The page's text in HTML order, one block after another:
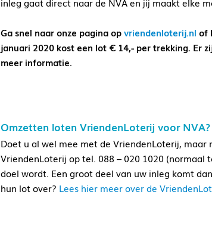
Ga snel naar onze pagina opvriendenloterij.nl of
januari 2020 kost een lot € 14,- per trekking. Er
meer informatie.
Omzetten loten VriendenLoterij voor NVA?
Doet u al wel mee met de VriendenLoterij, maar
VriendenLoterij op tel. 088 – 020 1020 (normaal
doel wordt. Een groot deel van uw inleg komt
hun lot over? Lees hier meer over de